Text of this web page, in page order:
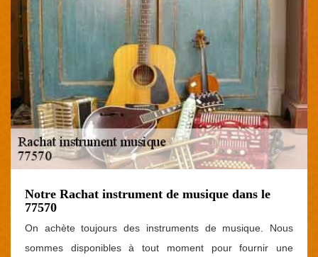
Notre Rachat instrument de musique dans le
77570
On achète toujours des instruments de musique. Nous
sommes disponibles à tout moment pour fournir une